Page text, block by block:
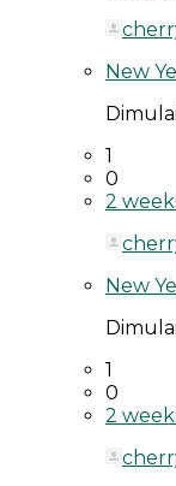
New
1
0
2
New
1
0
2